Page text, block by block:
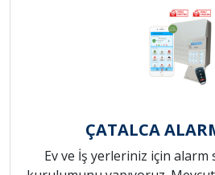
ÇATALCA
Ev ve İş yerleriniz için alarm